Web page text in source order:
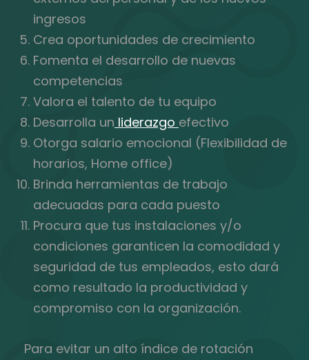
ingresos
Crea oportunidades de crecimiento
Fomenta el desarrollo de nuevas
competencias
Valora el talento de tu equipo
Desarrolla un liderazgo efectivo
Otorga salario emocional (Flexibilidad de
horarios, Home office)
Brinda herramientas de trabajo
adecuadas para cada puesto
Procura que tus instalaciones y/o
condiciones garanticen la comodidad y
seguridad de tus empleados, esto dará
como resultado la productividad y
compromiso con la organización.
Para evitar un alto índice de rotación